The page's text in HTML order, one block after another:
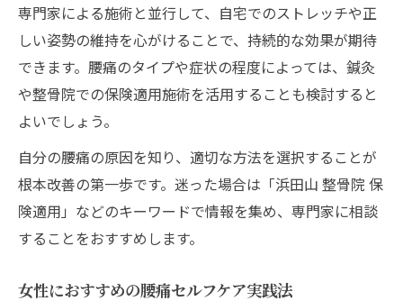
専門家による施術と並行して、自宅でのストレッチや正
しい姿勢の維持を心がけることで、持続的な効果が期待
できます。腰痛のタイプや症状の程度によっては、鍼灸
や整骨院での保険適用施術を活用することも検討すると
よいでしょう。
自分の腰痛の原因を知り、適切な方法を選択することが
根本改善の第一歩です。迷った場合は「浜田山 整骨院 保
険適用」などのキーワードで情報を集め、専門家に相談
することをおすすめします。
女性におすすめの腰痛セルフケア実践法